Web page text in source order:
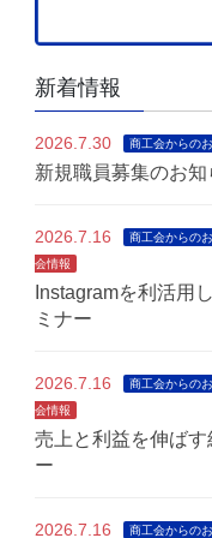
新着情報
2026.7.30 商工会からの
新規職員募集のお知
2026.7.16 商工会からの
会情報
Instagramを利活用
ミナー
2026.7.16 商工会からの
会情報
売上と利益を伸ば
ー
2026.7.16 商工会からの